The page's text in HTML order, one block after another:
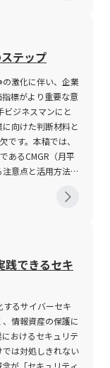
る際には、その
る不確実性を十分
となります。若手
基本的な概念と計
銘柄の特性といっ
ィ」の概念につい
ボラティリティと
標であり、ヒスト
ティという二つの
ければリスクが高
う基本的な考え方
が求められます。
柄が好まれる一方
ィリティ銘柄が有
定が成功の鍵とな
準の違いによるボ
識し、適切なリス
在、テクノロジー
ィを含む投資指標
が求められる時代
ためには、各種
要である。 ・経
価格変動に対し、
市場の流動性低下
、取引コストやス
ティリティが極端
などのリスク管理
注意点を理解し
投資戦略を構築す
たボラティリテ
相場分析が一層高
たツールに依存
に基づく分析も重
軟な対応力と、理
後の投資成功の鍵
用法と注意点につ
ィリティは、金融
資家が市場リスク
る。 インプライ
一方で、オンプレ
面、導入に時間と
、実態に即した導
ポート体制および
べきポイントで
ど、外部環境の変
ンダーのサポート
時にも的確に対応
が求められます。
企業によっては、
データ交換が必要
うか、一度運用事
入力漏れや誤操作
ストレーションな
重要です。 ま
テム」について詳
の紙媒体やExcel
そしてタレントマ
。また、人事シス
理、労務管理等に
戦略を並行して検
係者間での認識共
業の立ち上げやマ
備投資の判断な
定量的評価のプロ
クを低減し、科学
が大きなメリット
体的手順 デシ
段階に分かれま
ールを明確化する
スト削減、リスク
を用いるかを事前
果など複数の数値
骨組みとなるレイ
して正方形を配置
、各意思決定に対
ドとして各分岐に
詳細な評価項目と
スク項目などの数
。 第三に、洗い
ます。業務の具体
間ごとにまとめる
。例えば、厚生労
て、データを視覚
ルとして用いつつ
の男女平均寿命
、どの階級に属す
の程度であるかを
スにおける市場分
ざまな分野で応用
推進する上で重要
数」としてカウン
階級における代表
採用されます。例
た階級に分類さ
ます。これによ
（平均値＝Σ(階級
計指標を算出する
テップ
激化に伴い、企業
標がより重要な意
ジネスマンにと
向けた判断材料と
です。本稿では、
あるCMGR（月平
意点と活用方法に
例を交えながらそ
複利で算出したも
や利益、資産など
現するために用い
億円、数年後の最
ではなく、各年度
利用します。な
情勢や季節変動、
ドを把握するため
度の成長率と異な
践できるセキ
るサイバーセキ
情報資産の保護に
おけるセキュリテ
は対処しきれない
が「セキュリティ